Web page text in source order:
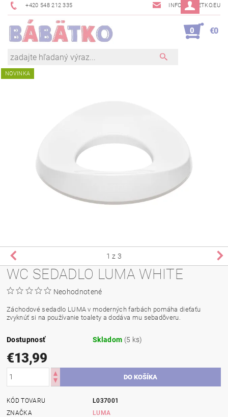
+420 548 212 335 INFO@BABETKO.EU
0 €0
NOVINKA
1 z 3
WC SEDADLO LUMA WHITE
Neohodnotené
Záchodové sedadlo LUMA v moderných farbách pomáha dieťaťu
zvyknúť si na používanie toalety a dodáva mu sebadôveru.
Dostupnosť Skladom (5 ks)
€13,99
KÓD TOVARU
L037001
ZNAČKA
LUMA